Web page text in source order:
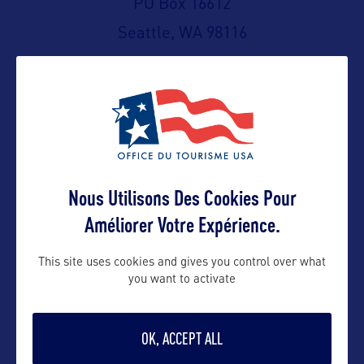
PO Box 16612
Seattle, WA 98116
C/o B World Communication
32/34 Avenue Kléber
(Fermé au public)
Contact presse
Contact pro
barbara@bworldcom.com
Contact grand public
Nous Utilisons Des Cookies Pour
Améliorer Votre Expérience.
This site uses cookies and gives you control over what
you want to activate
OK, ACCEPT ALL